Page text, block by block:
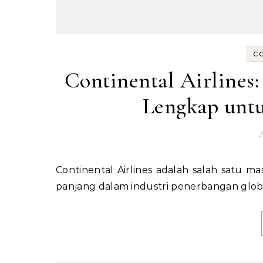
Continental Airlines:
Lengkap
Continental Airlines adalah salah satu maskapai penerbangan Amerika Serikat yang memiliki sejarah
panjang dalam industri penerbangan